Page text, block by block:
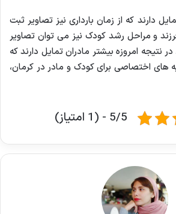
دارند که از زمان بارداری نیز تصاویر ثبت
و مراحل رشد کودک نیز می توان تصاویر
نتیجه امروزه بیشتر مادران تمایل دارند که
های اختصاصی برای کودک و مادر در کرمان،
5/5 - (1 امتیاز)